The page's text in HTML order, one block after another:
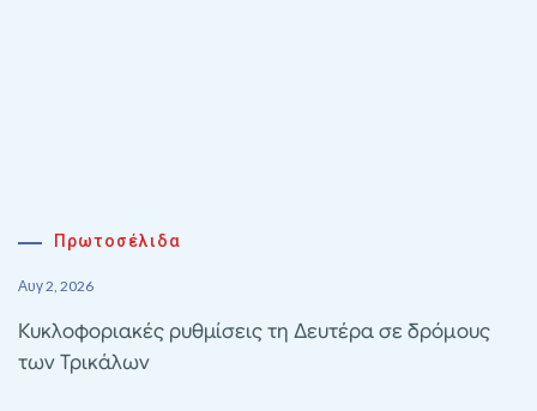
Πρωτοσέλιδα
Αυγ 2, 2026
Κυκλοφοριακές ρυθμίσεις τη Δευτέρα σε δρόμους
των Τρικάλων